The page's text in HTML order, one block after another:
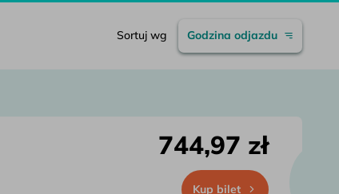
Sortuj wg Godzina odjazdu
744,97 zł
Kup bilet